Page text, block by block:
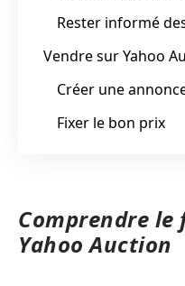
Rester informé
Vendre sur Yahoo
Créer une
Fixer le bon prix
Comprendre
Yahoo Auction